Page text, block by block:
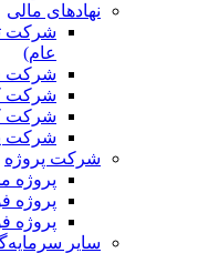
نهادهای مالی
شرکت
عام)
شرکت
شرکت
شرکت
شرکت
شرکت پروژه
پروژه
پروژه
پروژه
سایر